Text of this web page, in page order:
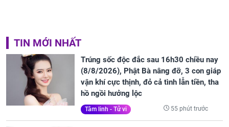
TIN MỚI NHẤT
Trúng sốc độc đắc sau 16h30 chiều nay
(8/8/2026), Phật Bà nâng đỡ, 3 con giáp
vận khí cực thịnh, đỏ cả tình lẫn tiền, tha
hồ ngồi hưởng lộc
Tâm linh - Tử vi 55 phút trước